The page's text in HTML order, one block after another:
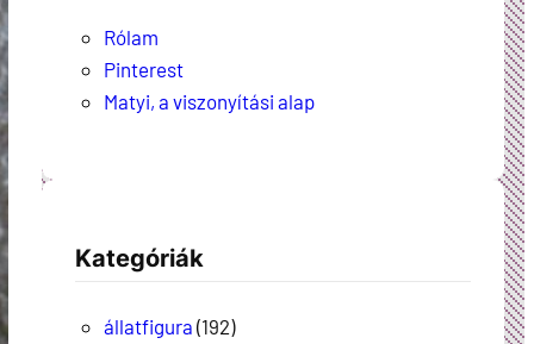
Rólam
Pinterest
Matyi, a viszonyítási alap
Kategóriák
állatfigura (192)